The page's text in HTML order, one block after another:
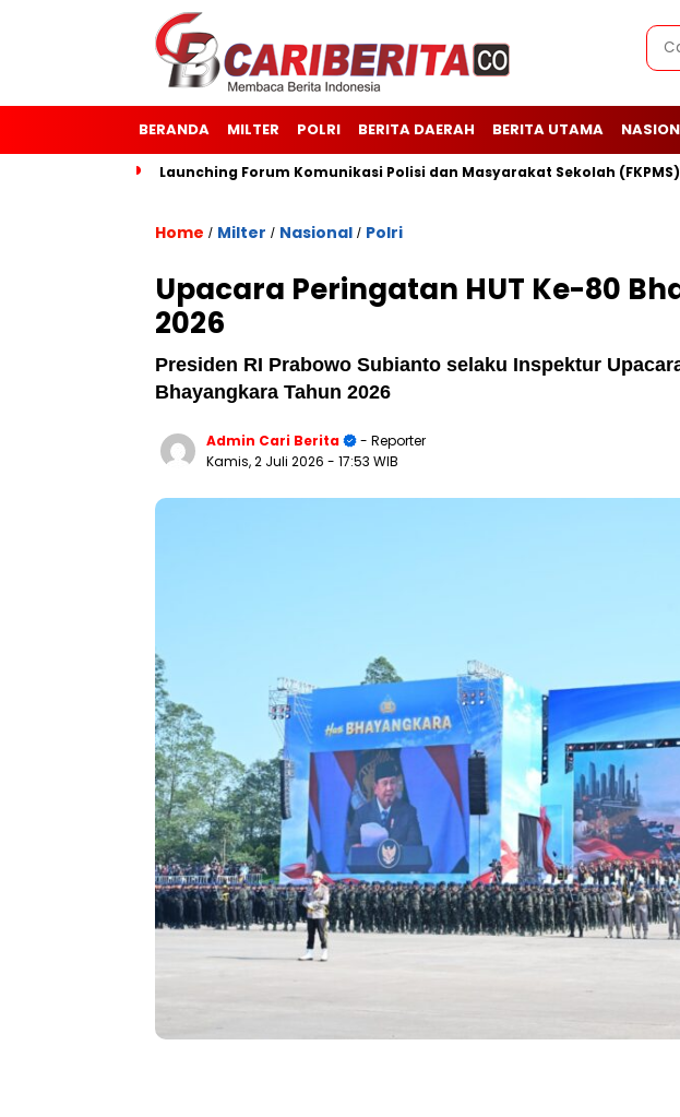
BERANDA MILTER POLRI BERITA DAERAH BERITA UTAMA
Launching Forum Komunikasi Polisi dan Masyarakat Sekolah (FKPMS) Ini
Home / Milter / Nasional / Polri
Upacara Peringatan HUT Ke-80
2026
Presiden RI Prabowo Subianto selaku Inspektur
Bhayangkara Tahun 2026
Admin Cari Berita
- Reporter
Kamis, 2 Juli 2026 - 17:53 WIB